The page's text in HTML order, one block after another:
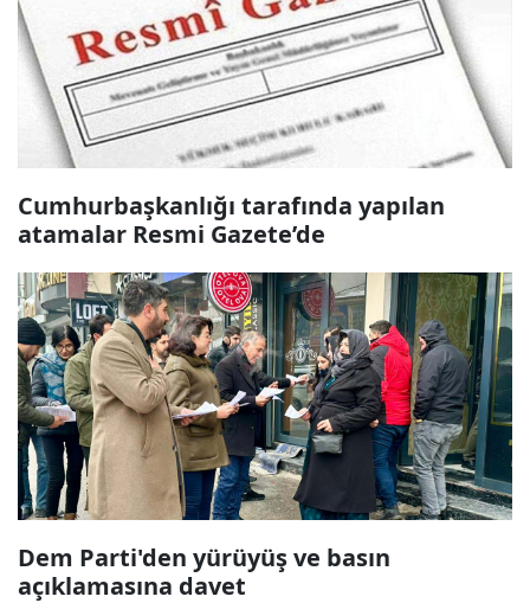
Cumhurbaşkanlığı tarafında yapılan
atamalar Resmi Gazete’de
Dem Parti'den yürüyüş ve basın
açıklamasına davet